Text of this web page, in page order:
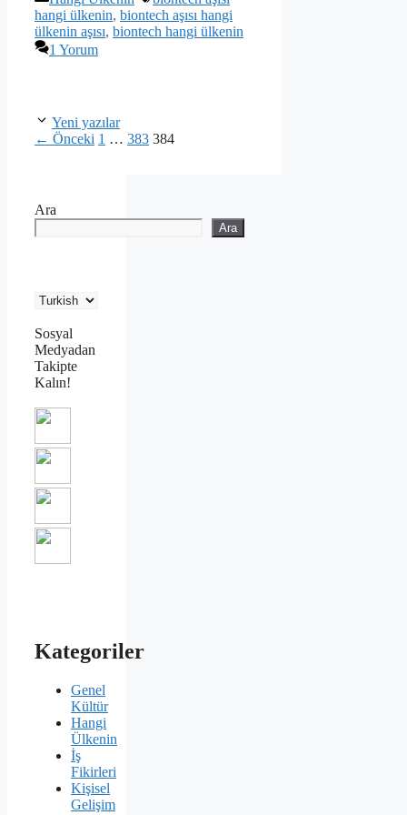
hangi ülkenin, biontech aşısı hangi
ülkenin aşısı, biontech hangi ülkenin
1 Yorum
Yeni yazılar
← Önceki Sayfa
1 … Sayfa
383 Sayfa
384
Ara
Ara
Sosyal
Medyadan
Takipte
Kalın!
Kategoriler
Genel
Kültür
Hangi
Ülkenin
İş
Fikirleri
Kişisel
Gelişim